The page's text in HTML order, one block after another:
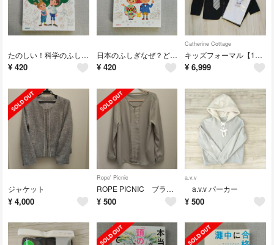
たのしい！科学のふしぎなぜ？どうして？
¥ 420
日本のふしぎなぜ？どうして？
¥ 420
Catherine Cottage
キッズフォーマル【150】
¥ 6,999
ジャケット
¥ 4,000
Rope' Picnic
ROPE PICNIC ブラウス
¥ 500
a.v.v
a.v.v パーカー
¥ 500